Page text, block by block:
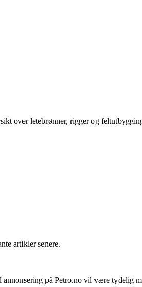
over letebrønner, rigger og
artikler senere.
på Petro.no vil være tydelig